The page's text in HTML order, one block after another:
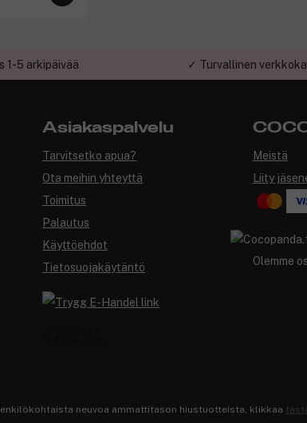
1-5 arkipäivää ✓ Turvallinen
Asiakaspalvelu
Tarvitsetko apua?
Ota meihin yhteyttä
Toimitus
Palautus
Käyttöehdot
Tietosuojakäytäntö
Meistä
Liity
Olemme
neuvoa ammattitason hiustuotteista, klikkaa